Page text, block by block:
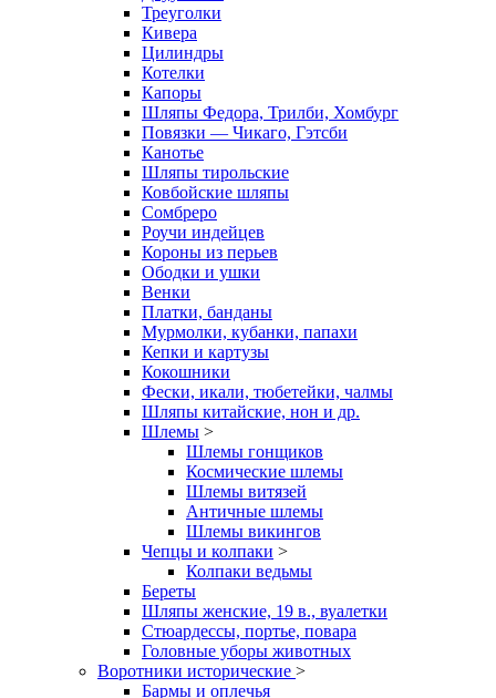
Треуголки
Кивера
Цилиндры
Котелки
Капоры
Шляпы Федора, Трилби, Хомбург
Повязки — Чикаго, Гэтсби
Канотье
Шляпы тирольские
Ковбойские шляпы
Сомбреро
Роучи индейцев
Короны из перьев
Ободки и ушки
Венки
Платки, банданы
Мурмолки, кубанки, папахи
Кепки и картузы
Кокошники
Фески, икали, тюбетейки, чалмы
Шляпы китайские, нон и др.
Шлемы >
Шлемы гонщиков
Космические шлемы
Шлемы витязей
Античные шлемы
Шлемы викингов
Чепцы и колпаки >
Колпаки ведьмы
Береты
Шляпы женские, 19 в., вуалетки
Стюардессы, портье, повара
Головные уборы животных
Воротники исторические >
Бармы и оплечья